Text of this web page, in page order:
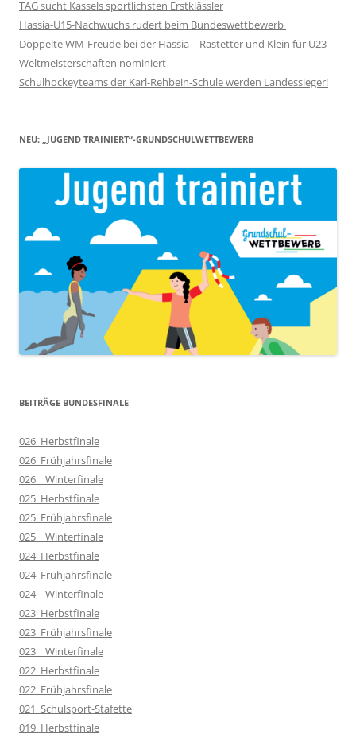
TAG sucht Kassels sportlichsten Erstklässler
Hassia-U15-Nachwuchs rudert beim Bundeswettbewerb
Doppelte WM-Freude bei der Hassia – Rastetter und Klein für U23-
Weltmeisterschaften nominiert
Schulhockeyteams der Karl-Rehbein-Schule werden Landessieger!
NEU: „JUGEND TRAINIERT“-GRUNDSCHULWETTBEWERB
BEITRÄGE BUNDESFINALE
026_Herbstfinale
026_Frühjahrsfinale
026__Winterfinale
025_Herbstfinale
025_Frühjahrsfinale
025__Winterfinale
024_Herbstfinale
024_Frühjahrsfinale
024__Winterfinale
023_Herbstfinale
023_Frühjahrsfinale
023__Winterfinale
022_Herbstfinale
022_Frühjahrsfinale
021_Schulsport-Stafette
019_Herbstfinale